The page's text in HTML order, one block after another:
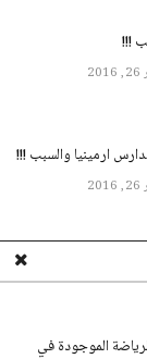
الموجودة في
!!!
ارمينيا والسبب !!!